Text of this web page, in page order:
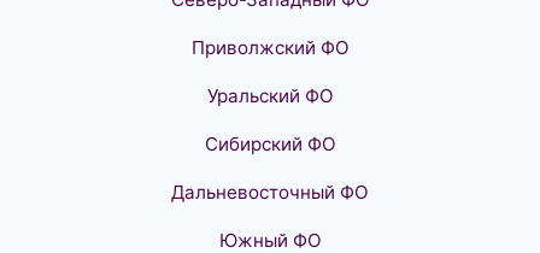
Приволжский ФО
Уральский ФО
Сибирский ФО
Дальневосточный ФО
Южный ФО